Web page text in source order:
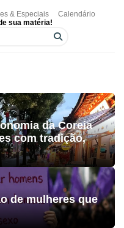
& Especiais
Calendário
sua matéria!
da Coreia
com tradição,
de mulheres que